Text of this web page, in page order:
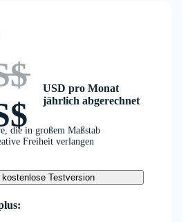
USD pro Monat
jährlich abgerechnet
die in großem Maßstab
Freiheit verlangen
kostenlose Testversion